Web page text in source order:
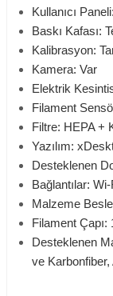
Kullanıcı
Baskı Kafası:
Kalibrasyon:
Kamera: Var
Elektrik
Filament
Filtre: HEPA +
Yazılım:
Desteklenen
Bağlantılar:
Malzeme
Filament Çapı:
Desteklenen
ve Karbonfiber,